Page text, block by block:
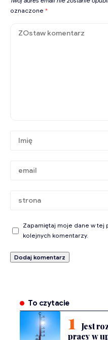
oznaczone *
Zapamiętaj moje dane w
kolejnych komentarzy.
To czytacie
Jest
pracy w